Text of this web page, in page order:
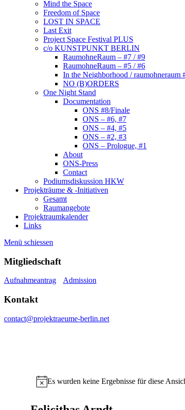
Mind the Space
Freedom of Space
LOST IN SPACE
Last Exit
Project Space Festival PLUS
c/o KUNSTPUNKT BERLIN
RaumohneRaum – #7 / #9
RaumohneRaum – #5 / #6
In the Neighborhood / raumohneraum
NO (B)ORDERS
One Night Stand
Documentation
ONS #8/Finale
ONS – #6, #7
ONS – #4, #5
ONS – #2, #3
ONS – Prologue, #1
About
ONS-Press
Contact
Podiumsdiskussion HKW
Projekträume & -Initiativen
Gesamt
Raumangebote
Projektraumkalender
Links
Menü schiessen
Mitgliedschaft
Aufnahmeantrag Admission
Kontakt
contact@projektraeume-berlin.net
Hinweis
Es wurden keine Ergebnisse für diese